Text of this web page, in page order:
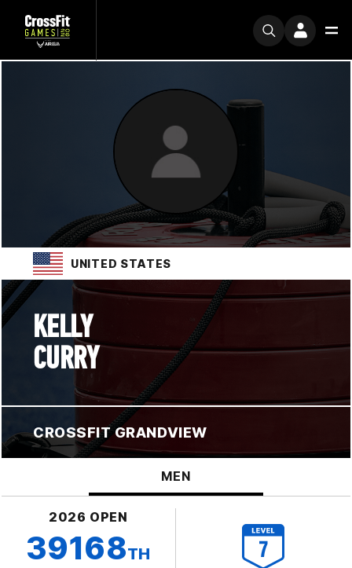
UNITED STATES
KELLY
CURRY
CROSSFIT GRANDVIEW
MEN
2026 OPEN
39168TH